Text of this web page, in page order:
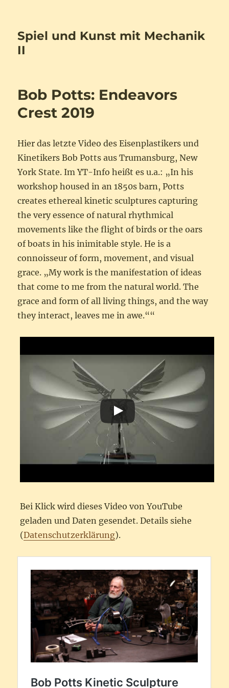
Spiel und Kunst mit Mechanik
II
Bob Potts: Endeavors
Crest 2019
Hier das letzte Video des Eisenplastikers und
Kinetikers Bob Potts aus Trumansburg, New
York State. Im YT-Info heißt es u.a.: „In his
workshop housed in an 1850s barn, Potts
creates ethereal kinetic sculptures capturing
the very essence of natural rhythmical
movements like the flight of birds or the oars
of boats in his inimitable style. He is a
connoisseur of form, movement, and visual
grace. „My work is the manifestation of ideas
that come to me from the natural world. The
grace and form of all living things, and the way
they interact, leaves me in awe.““
Bei Klick wird dieses Video von YouTube
geladen und Daten gesendet. Details siehe
(Datenschutzerklärung).